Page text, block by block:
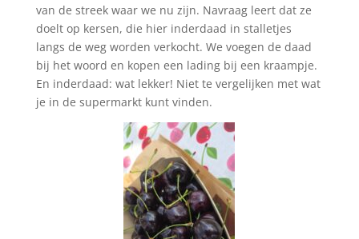
van de streek waar we nu zijn. Navraag leert dat ze
doelt op kersen, die hier inderdaad in stalletjes
langs de weg worden verkocht. We voegen de daad
bij het woord en kopen een lading bij een kraampje.
En inderdaad: wat lekker! Niet te vergelijken met wat
je in de supermarkt kunt vinden.